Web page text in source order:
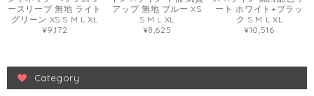
ースリーブ 無地 ライト
グリーン XS S M L XL
¥9,172
アップ 無地 ブルー XS
S M L XL
¥8,625
ート ホワイト+ブラッ
ク S M L XL
¥10,516
Category